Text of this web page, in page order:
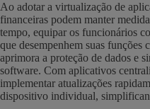
Ao adotar a virtualização de
financeiras podem manter
tempo, equipar os funcionários
que desempenhem suas funções
aprimora a proteção de dados e
software. Com aplicativos
implementar atualizações
dispositivo individual,